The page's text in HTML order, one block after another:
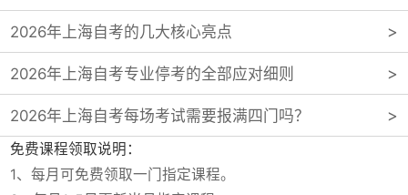
2026年上海自考的几大核心亮点
2026年上海自考专业停考的全部应对细则
2026年上海自考每场考试需要报满四门吗？
免费课程领取说明：
1、每月可免费领取一门指定课程。